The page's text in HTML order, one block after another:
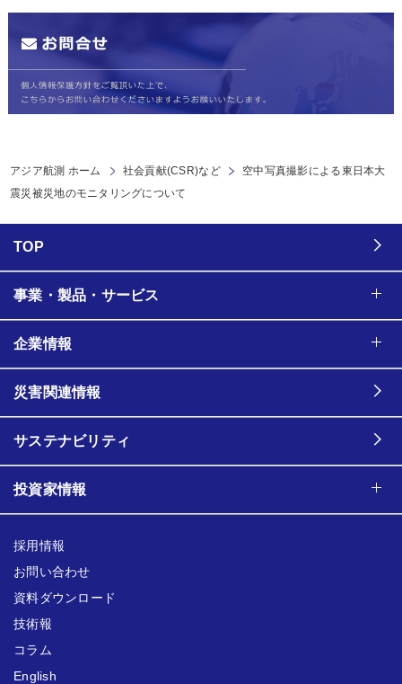
アジア航測 ホーム 社会貢献(CSR)など
空中写真撮影による東日本大
震災被災地のモニタリングについて
TOP
事業・製品・サービス
企業情報
災害関連情報
サステナビリティ
投資家情報
採用情報
お問い合わせ
資料ダウンロード
技術報
コラム
English